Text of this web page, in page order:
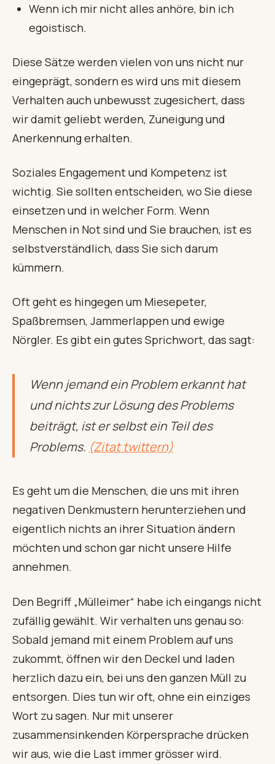
Wenn ich mir nicht alles anhöre, bin ich
egoistisch.
Diese Sätze werden vielen von uns nicht nur
eingeprägt, sondern es wird uns mit diesem
Verhalten auch unbewusst zugesichert, dass
wir damit geliebt werden, Zuneigung und
Anerkennung erhalten.
Soziales Engagement und Kompetenz ist
wichtig. Sie sollten entscheiden, wo Sie diese
einsetzen und in welcher Form. Wenn
Menschen in Not sind und Sie brauchen, ist es
selbstverständlich, dass Sie sich darum
kümmern.
Oft geht es hingegen um Miesepeter,
Spaßbremsen, Jammerlappen und ewige
Nörgler. Es gibt ein gutes Sprichwort, das sagt:
Wenn jemand ein Problem erkannt hat
und nichts zur Lösung des Problems
beiträgt, ist er selbst ein Teil des
Problems. (Zitat twittern)
Es geht um die Menschen, die uns mit ihren
negativen Denkmustern herunterziehen und
eigentlich nichts an ihrer Situation ändern
möchten und schon gar nicht unsere Hilfe
annehmen.
Den Begriff „Mülleimer“ habe ich eingangs nicht
zufällig gewählt. Wir verhalten uns genau so:
Sobald jemand mit einem Problem auf uns
zukommt, öffnen wir den Deckel und laden
herzlich dazu ein, bei uns den ganzen Müll zu
entsorgen. Dies tun wir oft, ohne ein einziges
Wort zu sagen. Nur mit unserer
zusammensinkenden Körpersprache drücken
wir aus, wie die Last immer grösser wird.